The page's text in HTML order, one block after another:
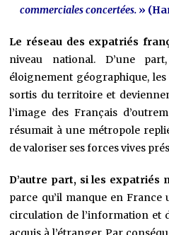
commerciales concertées. »
Le réseau des expatriés
niveau national. D’une
éloignement géographique,
sortis du territoire et
l’image des Français
résumait à une métropole
de valoriser ses forces vives
D’autre part, si les expatriés
parce qu’il manque en
circulation de l’information et